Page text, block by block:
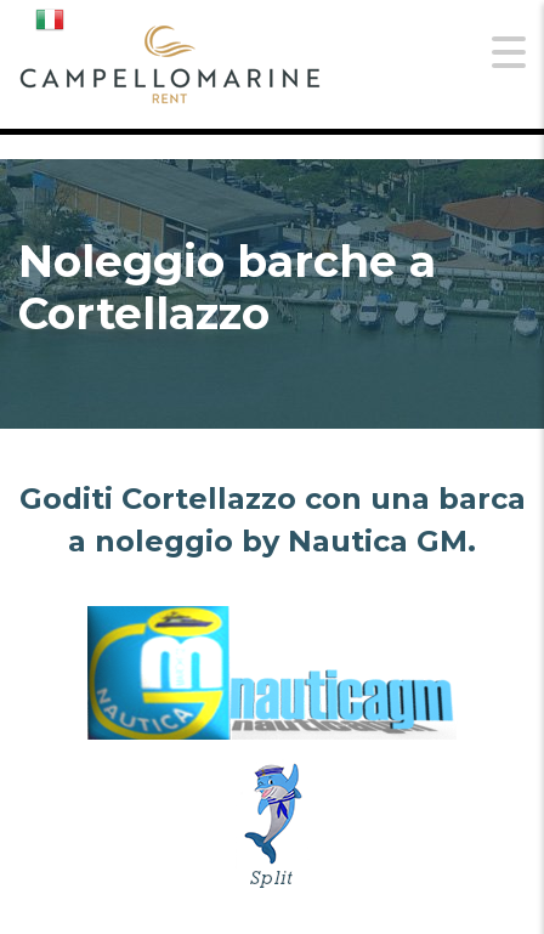
Noleggio barche a
Cortellazzo
Goditi Cortellazzo con una barca
a noleggio by Nautica GM.